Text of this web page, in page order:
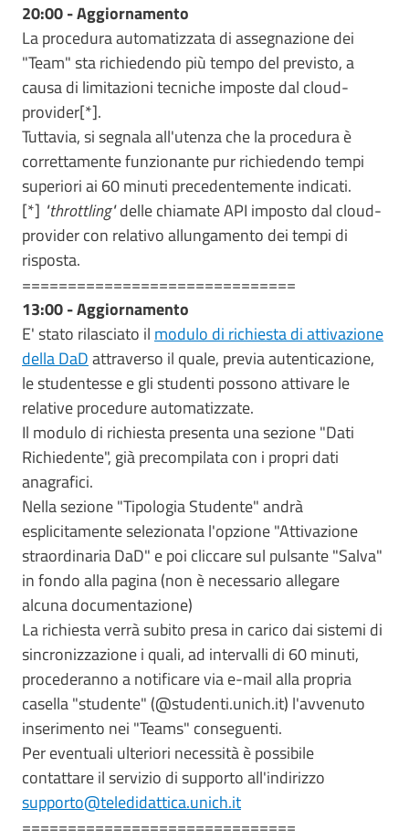
20:00 - Aggiornamento
La procedura automatizzata di assegnazione dei
"Team" sta richiedendo più tempo del previsto, a
causa di limitazioni tecniche imposte dal cloud-
provider[*].
Tuttavia, si segnala all'utenza che la procedura è
correttamente funzionante pur richiedendo tempi
superiori ai 60 minuti precedentemente indicati.
[*] "throttling"delle chiamate API imposto dal cloud-
provider con relativo allungamento dei tempi di
risposta.
==============================
13:00 - Aggiornamento
E' stato rilasciato il modulo di richiesta di attivazione
della DaDattraverso il quale, previa autenticazione,
le studentesse e gli studenti possono attivare le
relative procedure automatizzate.
Il modulo di richiesta presenta una sezione "Dati
Richiedente", già precompilata con i propri dati
anagrafici.
Nella sezione "Tipologia Studente" andrà
esplicitamente selezionata l'opzione "Attivazione
straordinaria DaD" e poi cliccare sul pulsante "Salva"
in fondo alla pagina (non è necessario allegare
alcuna documentazione)
La richiesta verrà subito presa in carico dai sistemi di
sincronizzazione i quali, ad intervalli di 60 minuti,
procederanno a notificare via e-mail alla propria
casella "studente" (@studenti.unich.it) l'avvenuto
inserimento nei "Teams" conseguenti.
Per eventuali ulteriori necessità è possibile
contattare il servizio di supporto all'indirizzo
supporto@teledidattica.unich.it
==============================